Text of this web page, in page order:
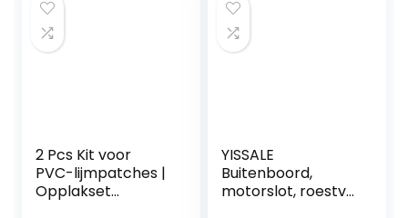
2 Pcs Kit voor
PVC-lijmpatches |
Opplakset
YISSALE
Buitenboord,
motorslot, roestvrij